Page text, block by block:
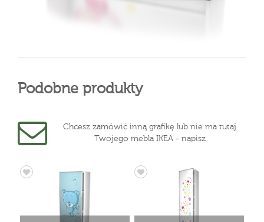
Podobne produkty
Chcesz zamówić inną grafikę lub nie ma tutaj
Twojego mebla IKEA - napisz